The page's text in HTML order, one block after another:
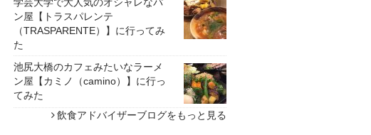
学芸大学で大人気のオシャレなパ
ン屋【トラスパレンテ
（TRASPARENTE）】に行ってみ
た
池尻大橋のカフェみたいなラーメ
ン屋【カミノ（camino）】に行っ
てみた
飲食アドバイザーブログをもっと見る